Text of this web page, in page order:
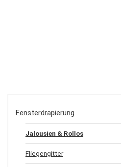
Fensterdrapierung
Jalousien & Rollos
Fliegengitter